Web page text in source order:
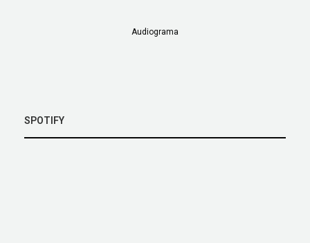
Audiograma
SPOTIFY